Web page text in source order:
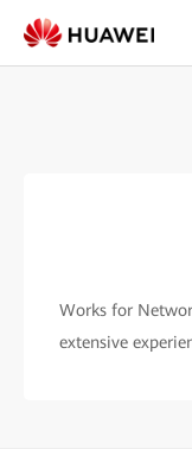
Works for
extensive